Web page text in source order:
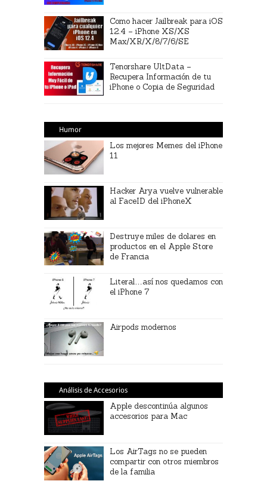
Como hacer Jailbreak para iOS
12.4 – iPhone XS/XS
Max/XR/X/8/7/6/SE
Tenorshare UltData –
Recupera Información de tu
iPhone o Copia de Seguridad
Humor
Los mejores Memes del iPhone
11
Hacker Arya vuelve vulnerable
al FaceID del iPhoneX
Destruye miles de dolares en
productos en el Apple Store
de Francia
Literal…así nos quedamos con
el iPhone 7
Airpods modernos
Análisis de Accesorios
Apple descontinúa algunos
accesorios para Mac
Los AirTags no se pueden
compartir con otros miembros
de la familia